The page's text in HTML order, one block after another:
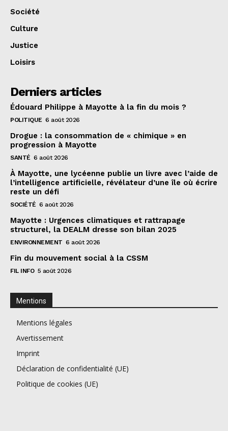
Société
Culture
Justice
Loisirs
Derniers articles
Édouard Philippe à Mayotte à la fin du mois ?
POLITIQUE 6 août 2026
Drogue : la consommation de « chimique » en
progression à Mayotte
SANTÉ 6 août 2026
À Mayotte, une lycéenne publie un livre avec l’aide de
l’intelligence artificielle, révélateur d’une île où écrire
reste un défi
SOCIÉTÉ 6 août 2026
Mayotte : Urgences climatiques et rattrapage
structurel, la DEALM dresse son bilan 2025
ENVIRONNEMENT 6 août 2026
Fin du mouvement social à la CSSM
FIL INFO 5 août 2026
Mentions
Mentions légales
Avertissement
Imprint
Déclaration de confidentialité (UE)
Politique de cookies (UE)